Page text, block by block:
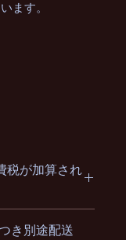
ます。
税が加算され
き別途配送